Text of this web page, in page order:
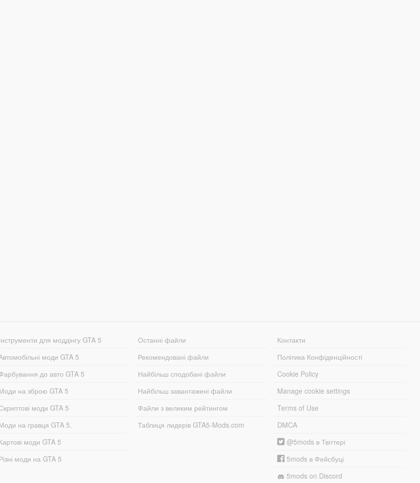
для моддінгу GTA 5
моди GTA 5
до авто GTA 5
на зброю GTA 5
моди GTA 5
на гравця GTA 5.
моди GTA 5
моди на GTA 5
Останні файли
Рекомендовані файли
Найбільш сподобані файли
Найбільш завантажені файли
Файли з великим рейтингом
Таблиця лидерів GTA5-Mods.com
Контакти
Політика Конфіденційності
Cookie Policy
Manage cookie settings
Terms of Use
DMCA
@5mods в Твіттері
5mods в Фейсбуці
5mods on Discord